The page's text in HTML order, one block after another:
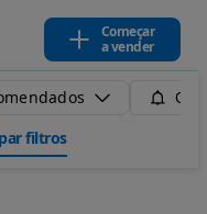
Começar
a vender
filtros